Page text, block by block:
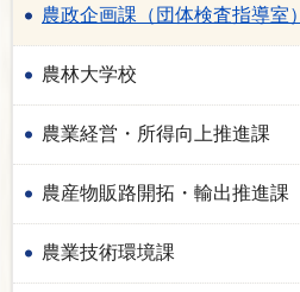
農政企画課（団体検査指導室）
農林大学校
農業経営・所得向上推進課
農産物販路開拓・輸出推進課
農業技術環境課